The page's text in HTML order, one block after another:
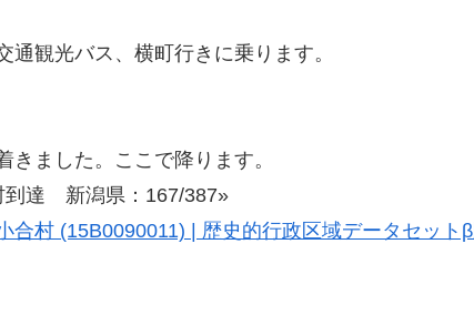
通観光バス、横町行きに乗ります。
きました。ここで降ります。
到達 新潟県：167/387»
合村 (15B0090011) | 歴史的行政区域データセット